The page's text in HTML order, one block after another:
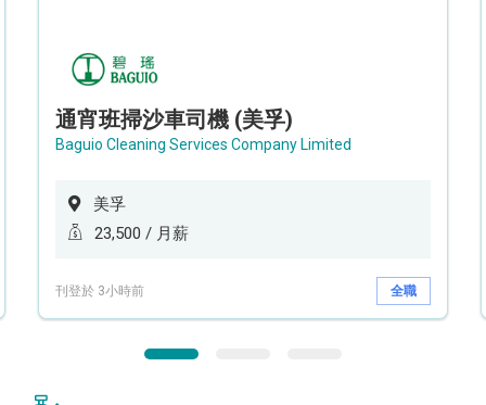
通宵班掃沙車司機 (美孚)
Baguio Cleaning Services Company Limited
美孚
23,500 / 月薪
刊登於 3小時前 全職